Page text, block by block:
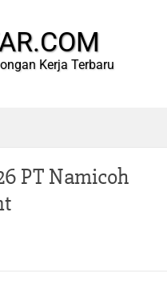
Kerja Terbaru
PT Namicoh